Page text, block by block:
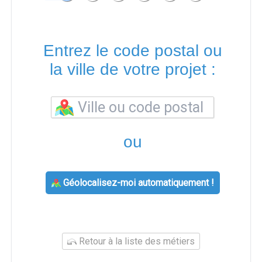
Entrez le code postal ou
la ville de votre projet :
ou
Géolocalisez-moi automatiquement !
Retour à la liste des métiers